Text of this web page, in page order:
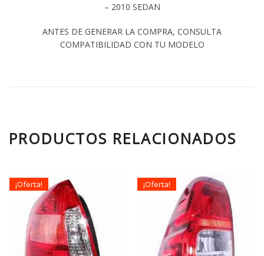
– 2010 SEDAN
ANTES DE GENERAR LA COMPRA, CONSULTA
COMPATIBILIDAD CON TU MODELO
PRODUCTOS RELACIONADOS
¡Oferta! ¡Oferta!